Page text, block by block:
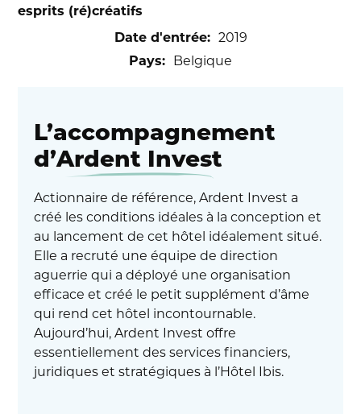
esprits (ré)créatifs
Date d'entrée: 2019
Pays: Belgique
L’accompagnement
d’Ardent Invest
Actionnaire de référence, Ardent Invest a
créé les conditions idéales à la conception et
au lancement de cet hôtel idéalement situé.
Elle a recruté une équipe de direction
aguerrie qui a déployé une organisation
efficace et créé le petit supplément d’âme
qui rend cet hôtel incontournable.
Aujourd’hui, Ardent Invest offre
essentiellement des services financiers,
juridiques et stratégiques à l’Hôtel Ibis.